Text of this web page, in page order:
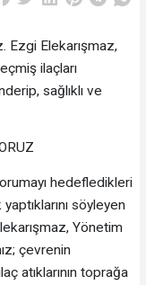
Ezgi Elekarışmaz,
ilaçları
sağlıklı ve
hedefledikleri
söyleyen
Yönetim
çevrenin
atıklarının toprağa